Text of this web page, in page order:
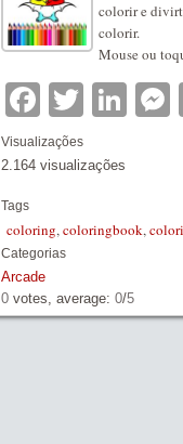
colorir e
colorir.
Mouse ou
Visualizações
2.164 visualizações
Tags
coloring,coloringbook,
Categorias
Arcade
0 votes, average: 0/5